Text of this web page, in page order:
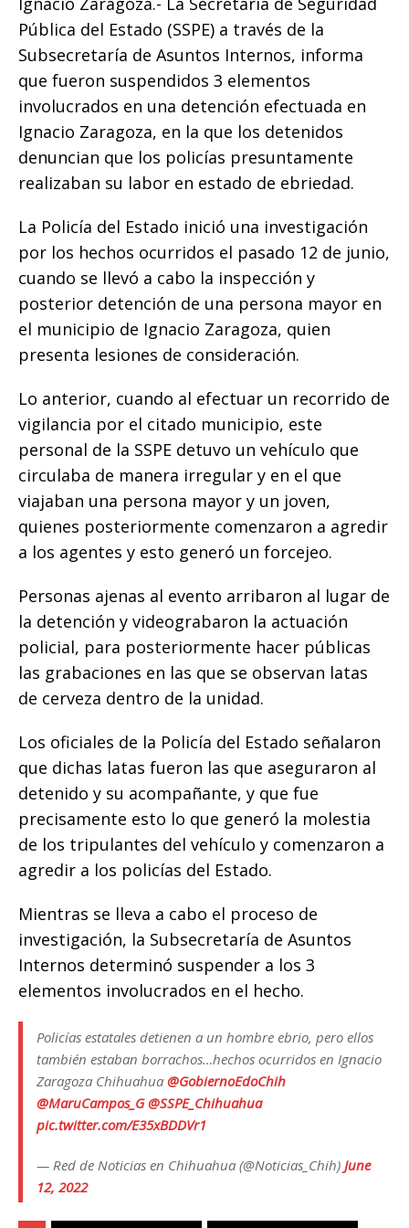
o
o
k
p
p
g
e
r
n
k
ti
r
Pública del Estado (SSPE) a través de la
Subsecretaría de Asuntos Internos, informa
que fueron suspendidos 3 elementos
involucrados en una detención efectuada en
Ignacio Zaragoza, en la que los detenidos
denuncian que los policías presuntamente
realizaban su labor en estado de ebriedad.
La Policía del Estado inició una investigación
por los hechos ocurridos el pasado 12 de junio,
cuando se llevó a cabo la inspección y
posterior detención de una persona mayor en
el municipio de Ignacio Zaragoza, quien
presenta lesiones de consideración.
Lo anterior, cuando al efectuar un recorrido de
vigilancia por el citado municipio, este
personal de la SSPE detuvo un vehículo que
circulaba de manera irregular y en el que
viajaban una persona mayor y un joven,
quienes posteriormente comenzaron a agredir
a los agentes y esto generó un forcejeo.
Personas ajenas al evento arribaron al lugar de
la detención y videograbaron la actuación
policial, para posteriormente hacer públicas
las grabaciones en las que se observan latas
de cerveza dentro de la unidad.
Los oficiales de la Policía del Estado señalaron
que dichas latas fueron las que aseguraron al
detenido y su acompañante, y que fue
precisamente esto lo que generó la molestia
de los tripulantes del vehículo y comenzaron a
agredir a los policías del Estado.
Mientras se lleva a cabo el proceso de
investigación, la Subsecretaría de Asuntos
Internos determinó suspender a los 3
elementos involucrados en el hecho.
Policías estatales detienen a un hombre ebrio, pero ellos
también estaban borrachos…hechos ocurridos en Ignacio
Zaragoza Chihuahua @GobiernoEdoChih
@MaruCampos_G @SSPE_Chihuahua
pic.twitter.com/E35xBDDVr1
— Red de Noticias en Chihuahua (@Noticias_Chih) June
12, 2022